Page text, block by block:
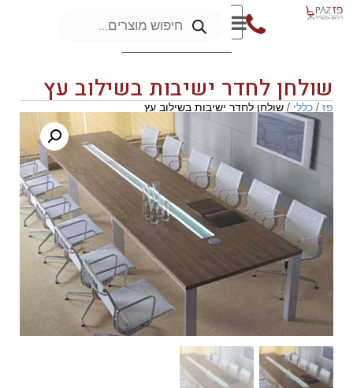
שולחן לחדר ישיבות בשילוב עץ
פז/כללי/ שולחן לחדר ישיבות בשילוב עץ